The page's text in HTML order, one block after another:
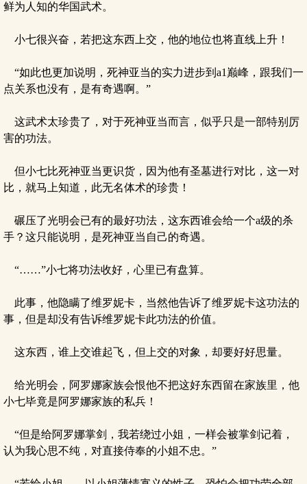
鲜为人知的华国武术。
小七很兴奋，若把这东西上交，他的地位也将直线上升！
“如此也更加说明，死神亚当的实力进步到a1巅峰，跟我们一
点关系也没有，是有奇遇啊。”
这武术太珍贵了，对于死神亚当而言，似乎只是一部特别厉
害的功法。
但小七比死神亚当更识货，因为他有圣墓进行对比，这一对
比，就马上知道，此无名体术的珍贵！
碾压了光明会已有的最好功法，这东西谁会给一个a级的杀
手？这只能说明，是死神亚当自己的奇遇。
“……”小七将功法收好，心里已有盘算。
此事，他隐瞒了维罗妮卡，当然他告诉了维罗妮卡这功法的
事，但是却没有告诉维罗妮卡此功法的价值。
这东西，谁上交谁起飞，但上交的对象，却要好好思量。
给光明会，阿罗娜家族会恨他不把这好东西留在家族里，他
小七毕竟是阿罗娜家族的私兵！
“但是给阿罗娜掌剑，我若绕过小姐，一样会被掌剑记着，
认为我心思不纯，对直接侍奉的小姐不忠。”